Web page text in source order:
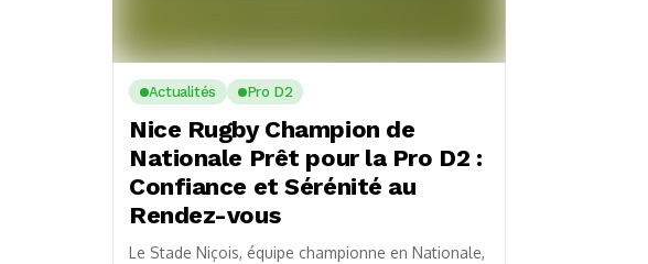
Actualités Pro D2
Nice Rugby Champion de
Nationale Prêt pour la Pro D2 :
Confiance et Sérénité au
Rendez-vous
Le Stade Niçois, équipe championne en Nationale,